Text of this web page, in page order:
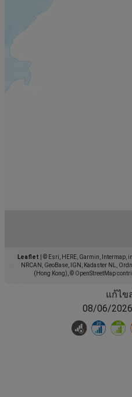
Leaflet
© Esri, HERE, Garmin, Intermap,
NRCAN, GeoBase, IGN, Kadaster NL,
(Hong Kong), © OpenStreetMap
แก้ไข
08/06/